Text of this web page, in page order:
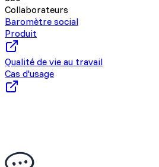
Collaborateurs
Baromètre social
Produit
Qualité de vie au travail
Cas d'usage